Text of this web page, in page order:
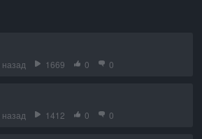
назад 1669 0 0
назад 1412 0 0